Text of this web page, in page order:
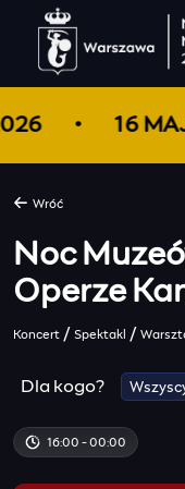
16
Wróć
Noc
Operze
Koncert / Spektakl /
Dla kogo?
16:00 - 00:00